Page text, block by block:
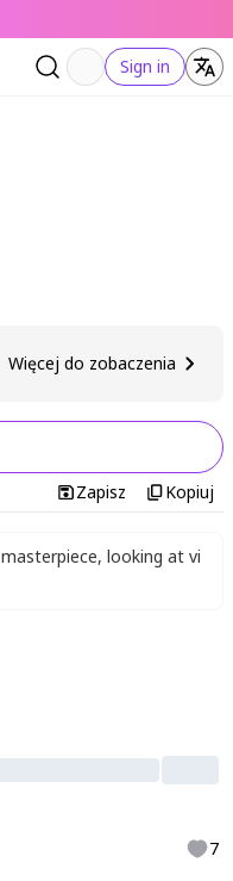
Sign in
Więcej do zobaczenia
Zapisz Kopiuj
masterpiece, looking at vi
7